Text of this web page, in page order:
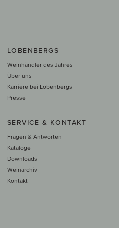
LOBENBERGS
Weinhändler des Jahres
Über uns
Karriere bei Lobenbergs
Presse
SERVICE & KONTAKT
Fragen & Antworten
Kataloge
Downloads
Weinarchiv
Kontakt